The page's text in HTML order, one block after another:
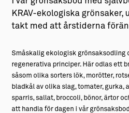
KRAV-ekologiska grönsaker,
takt med att årstiderna
Småskalig ekologisk grönsaksodling
regenerativa principer. Här odlas ett
såsom olika sorters lök, morötter,
bladkål av olika slag, tomater, gurka,
sparris, sallat, broccoli, bönor, ärtor
att handla för dagen i vår